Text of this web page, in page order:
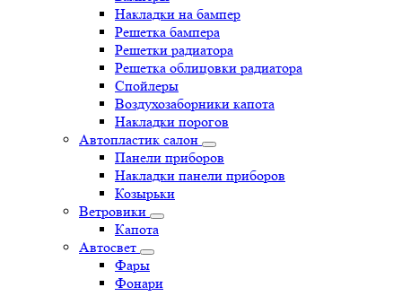
Накладки на бампер
Решетка бампера
Решетки радиатора
Решетка облицовки радиатора
Спойлеры
Воздухозаборники капота
Накладки порогов
Автопластик салон
Панели приборов
Накладки панели приборов
Козырьки
Ветровики
Капота
Автосвет
Фары
Фонари